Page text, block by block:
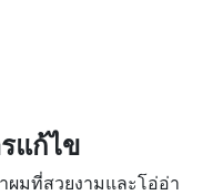
แก้ไข
มที่สวยงามและโอ่อ่า